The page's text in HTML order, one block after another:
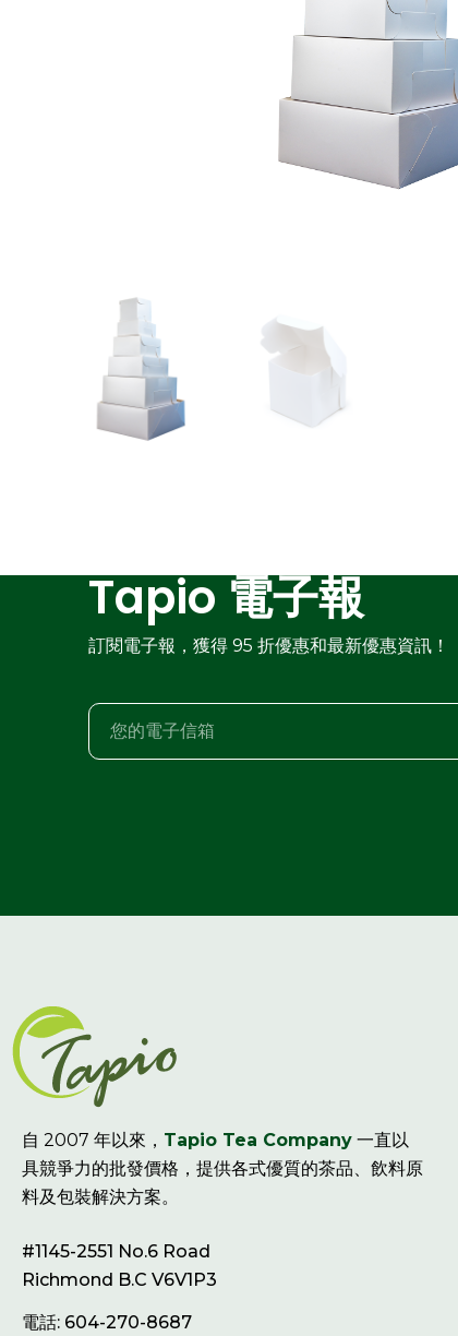
Tapio 電子報
訂閱電子報，獲得 95 折優惠和最新優惠資訊！
自 2007 年以來， Tapio Tea Company 一直以
具競爭力的批發價格，提供各式優質的茶品、飲料原
料及包裝解決方案。
#1145-2551 No.6 Road
Richmond B.C V6V1P3
電話: 604-270-8687